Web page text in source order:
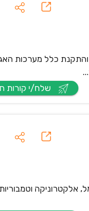
והתקנת כלל מערכות
אלקטרוניקה